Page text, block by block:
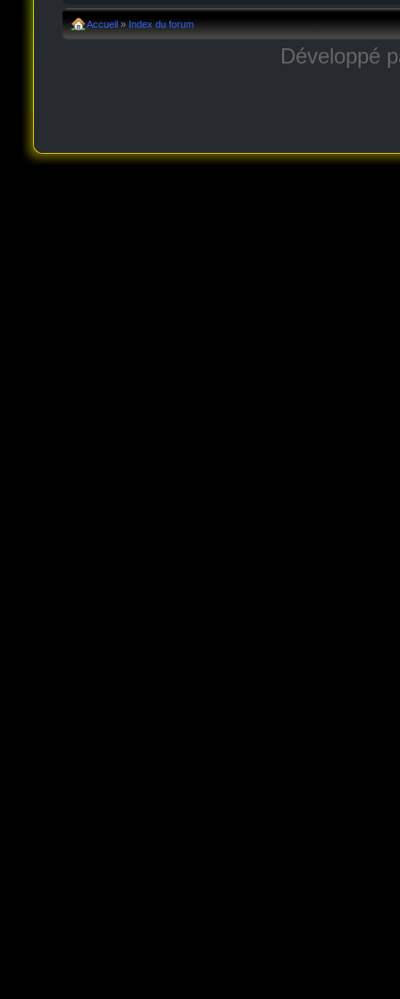
Accueil » Index du forum
Développé